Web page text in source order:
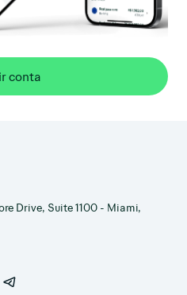
conta
Drive, Suite 1100 - Miami,